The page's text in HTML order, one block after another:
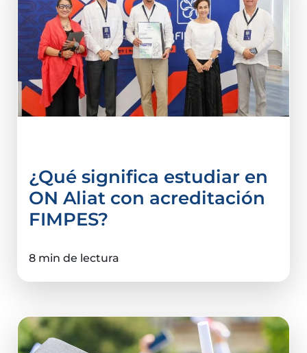
¿Qué significa estudiar en
ON Aliat con acreditación
FIMPES?
8 min de lectura